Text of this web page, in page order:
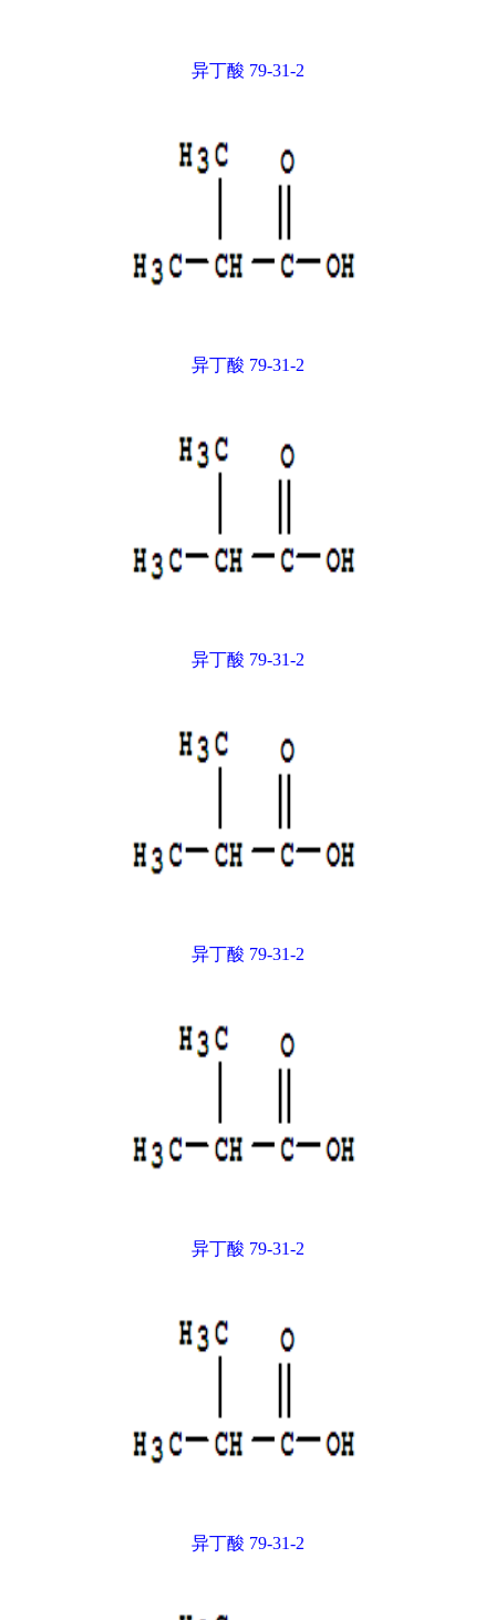
异丁酸 79-31-2
异丁酸 79-31-2
异丁酸 79-31-2
异丁酸 79-31-2
异丁酸 79-31-2
异丁酸 79-31-2